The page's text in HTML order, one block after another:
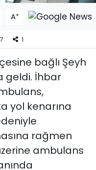
A+
1
bağlı Şeyh
geldi. İhbar
yol kenarına
rağmen
ambulans